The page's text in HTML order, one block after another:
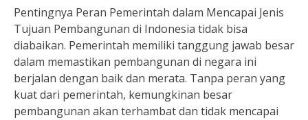
Pentingnya Peran Pemerintah dalam Mencapai Jenis
Tujuan Pembangunan di Indonesia tidak bisa
diabaikan. Pemerintah memiliki tanggung jawab besar
dalam memastikan pembangunan di negara ini
berjalan dengan baik dan merata. Tanpa peran yang
kuat dari pemerintah, kemungkinan besar
pembangunan akan terhambat dan tidak mencapai